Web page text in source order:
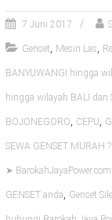
7 Juni 2017
Genset, Mesin Las,
BANYUWANGI hingga
hingga wilayah BALI dan
BOJONEGORO, CEPU,
SEWA GENSET MURAH
➤
GENSET anda, Genset